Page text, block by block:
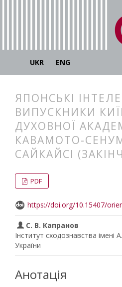
UKR ENG
ЯПОНСЬКІ
ВИПУСКНИКИ
ДУХОВНОЇ
КАВАМОТО-
САЙКАЙСІ
PDF
https://doi.org/10.15407/
С. В. Капранов
Інститут сходознавства
України
Анотація